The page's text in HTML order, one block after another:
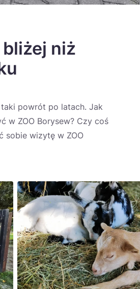
bliżej niż
powrót po latach. Jak
w ZOO Borysew? Czy coś
sobie wizytę w ZOO